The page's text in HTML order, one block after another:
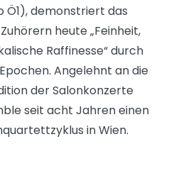
Ö1), demonstriert das
heute „Feinheit,
Raffinesse“ durch
Angelehnt an die
der Salonkonzerte
seit acht Jahren einen
in Wien.